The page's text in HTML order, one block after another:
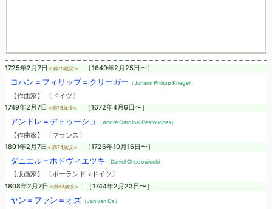
1725年2月7日 ≪満75歳没≫ ［1649年2月25日〜］
ヨハン＝フィリップ＝クリーガー （Johann Philipp Krieger）
【作曲家】 〔ドイツ〕
1749年2月7日 ≪満76歳没≫ ［1672年4月6日〜］
アンドレ＝デトゥーシュ （André Cardinal Destouches）
【作曲家】 〔フランス〕
1801年2月7日 ≪満74歳没≫ ［1726年10月16日〜］
ダニエル＝ホドヴィエツキ （Daniel Chodowiecki）
【版画家】 〔ポーランド→ドイツ〕
1808年2月7日 ≪満63歳没≫ ［1744年2月23日〜］
ヤン＝ファン＝オズ （Jan van Os）